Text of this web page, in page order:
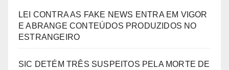
LEI CONTRA AS FAKE NEWS ENTRA EM VIGOR
E ABRANGE CONTEÚDOS PRODUZIDOS NO
ESTRANGEIRO
SIC DETÉM TRÊS SUSPEITOS PELA MORTE DE